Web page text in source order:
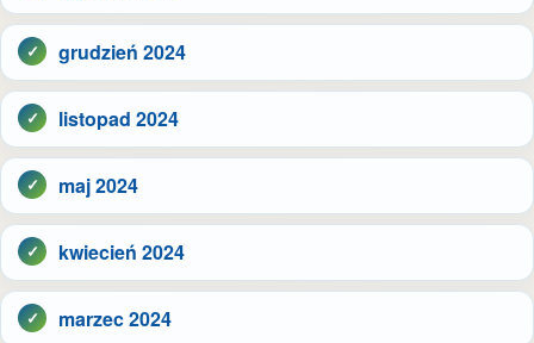
grudzień 2024
listopad 2024
maj 2024
kwiecień 2024
marzec 2024